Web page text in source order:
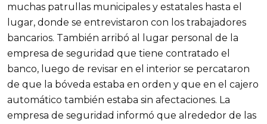
muchas patrullas municipales y estatales hasta el
lugar, donde se entrevistaron con los trabajadores
bancarios. También arribó al lugar personal de la
empresa de seguridad que tiene contratado el
banco, luego de revisar en el interior se percataron
de que la bóveda estaba en orden y que en el cajero
automático también estaba sin afectaciones. La
empresa de seguridad informó que alrededor de las